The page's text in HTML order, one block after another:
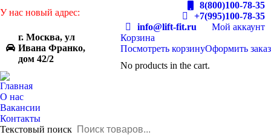
У нас новый адрес:
г. Москва, ул
Ивана Франко,
дом 42/2
8(800)100-78-35
+7(995)100-78-35
info@lift-fit.ru
Мой аккаунт
Корзина
Посмотреть корзинуОформить заказ
No products in the cart.
Главная
О нас
Вакансии
Контакты
Текстовый поиск